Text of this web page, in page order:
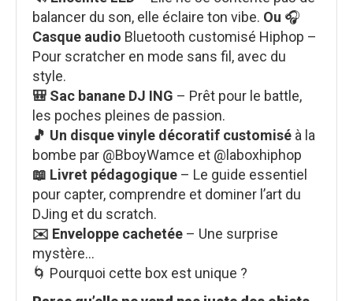
balancer du son, elle éclaire ton vibe. Ou 🎧
Casque audio Bluetooth customisé Hiphop –
Pour scratcher en mode sans fil, avec du
style.
🎒 Sac banane DJ ING – Prêt pour le battle,
les poches pleines de passion.
🎵 Un disque vinyle décoratif customisé à la
bombe par @BboyWamce et @laboxhiphop
📖 Livret pédagogique – Le guide essentiel
pour capter, comprendre et dominer l’art du
DJing et du scratch.
✉️ Enveloppe cachetée – Une surprise
mystère…
🌀 Pourquoi cette box est unique ?